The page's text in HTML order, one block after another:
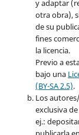
y adaptar
otra obra),
de su
fines
la licencia.
Previo a
bajo una
(BY-SA 2.5).
Los
exclusiva
ej.: